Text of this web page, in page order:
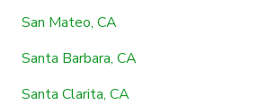
San Mateo, CA
Santa Barbara, CA
Santa Clarita, CA